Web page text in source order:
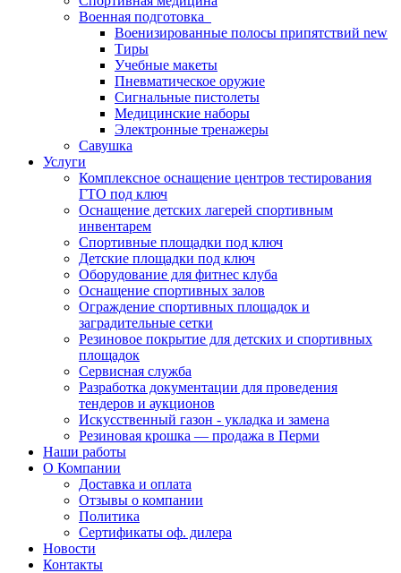
Военная подготовка
Военизированные полосы припятствий new
Тиры
Учебные макеты
Пневматическое оружие
Сигнальные пистолеты
Медицинские наборы
Электронные тренажеры
Савушка
Услуги
Комплексное оснащение центров тестирования
ГТО под ключ
Оснащение детских лагерей спортивным
инвентарем
Спортивные площадки под ключ
Детские площадки под ключ
Оборудование для фитнес клуба
Оснащение спортивных залов
Ограждение спортивных площадок и
заградительные сетки
Резиновое покрытие для детских и спортивных
площадок
Сервисная служба
Разработка документации для проведения
тендеров и аукционов
Искусственный газон - укладка и замена
Резиновая крошка — продажа в Перми
Наши работы
О Компании
Доставка и оплата
Отзывы о компании
Политика
Сертификаты оф. дилера
Новости
Контакты